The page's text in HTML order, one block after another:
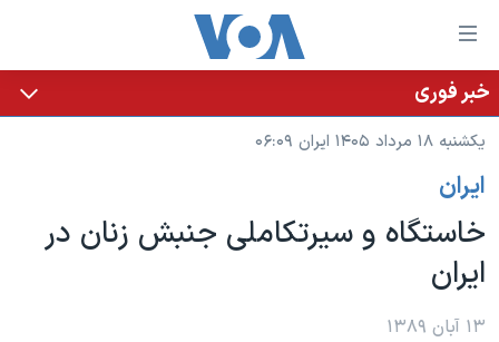
لینکهای
قابل
دسترسی
جهش
محتوای
اصلی
جهش
به
صفحه
خانه
نسخه سبک وب‌سایت
موضوع ها
ایران
آمریکا
جهان
برنامه های تلویزیونی
جدول برنامه ها
صفحه‌های ویژه
خبر فوری
یکشنبه ۱۸ مرداد ۱۴۰۵ ایران ۰۶:۰۹
ايران
خاستگاه و سیرتکاملی جنبش زنان در
ایران
۱۳ آبان ۱۳۸۹